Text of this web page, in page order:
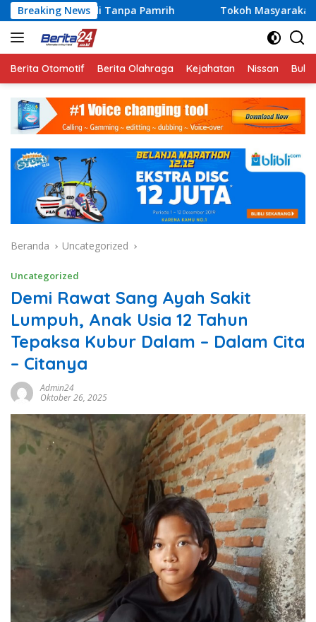
Langsung
ke
konten
Breaking News
Pamrih Tokoh Masyarakat Lampung Jadi
Berita Otomotif Berita Olahraga Kejahatan Nissan
Beranda Uncategorized
Uncategorized
Demi Rawat Sang Ayah Sakit
Lumpuh, Anak Usia 12 Tahun
Tepaksa Kubur Dalam – Dalam Cita
– Citanya
Admin24
Oktober 26, 2025